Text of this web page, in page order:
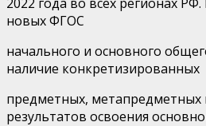
новых ФГОС
начального и основного
наличие конкретизированных
предметных, метапредметных
результатов освоения